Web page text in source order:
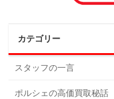
カテゴリー
スタッフの一言
ポルシェの高価買取秘話